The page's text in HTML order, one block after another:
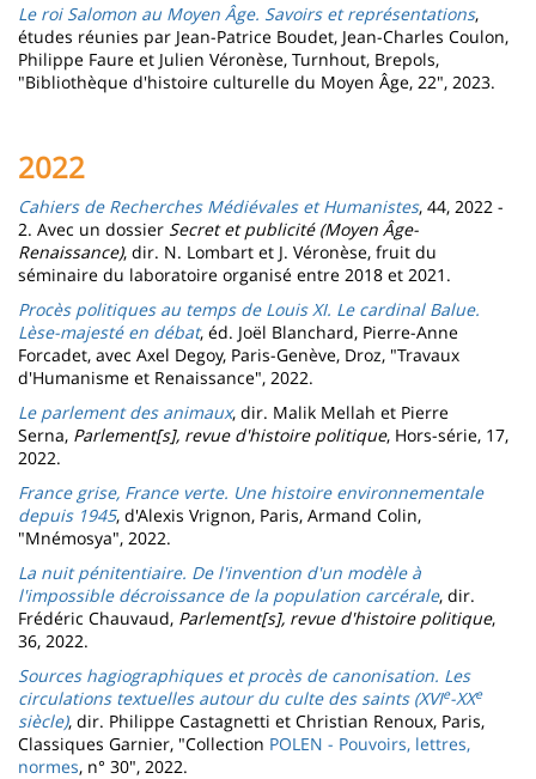
Le roi Salomon au Moyen Âge. Savoirs et représentations,
études réunies par Jean-Patrice Boudet, Jean-Charles Coulon,
Philippe Faure et Julien Véronèse, Turnhout, Brepols,
"Bibliothèque d'histoire culturelle du Moyen Âge, 22", 2023.
2022
Cahiers de Recherches Médiévales et Humanistes, 44, 2022 -
2. Avec un dossier Secret et publicité (Moyen Âge-
Renaissance), dir. N. Lombart et J. Véronèse, fruit du
séminaire du laboratoire organisé entre 2018 et 2021. ​​​​
Procès politiques au temps de Louis XI. Le cardinal Balue.
Lèse-majesté en débat, éd. Joël Blanchard, Pierre-Anne
Forcadet, avec Axel Degoy, Paris-Genève, Droz, "Travaux
d'Humanisme et Renaissance", 2022.
Le parlement des animaux, dir. Malik Mellah et Pierre
Serna, Parlement[s], revue d'histoire politique, Hors-série, 17,
2022.
France grise, France verte. Une histoire environnementale
depuis 1945, d'Alexis Vrignon, Paris, Armand Colin,
"Mnémosya", 2022.
La nuit pénitentiaire. De l'invention d'un modèle à
l'impossible décroissance de la population carcérale, dir.
Frédéric Chauvaud, Parlement[s], revue d'histoire politique,
36, 2022.
Sources hagiographiques et procès de canonisation. Les
circulations textuelles autour du culte des saints (XVIe-XXe
siècle), dir. Philippe Castagnetti et Christian Renoux, Paris,
Classiques Garnier, "Collection POLEN - Pouvoirs, lettres,
normes, n° 30", 2022.